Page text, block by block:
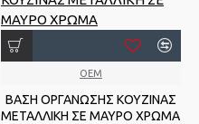
OEM
ΒΑΣΗ ΟΡΓΑΝΩΣΗΣ ΚΟΥΖΙΝΑΣ
ΜΕΤΑΛΛΙΚΗ ΣΕ ΜΑΥΡΟ ΧΡΩΜΑ